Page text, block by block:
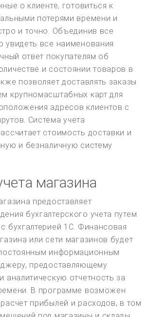
о клиенте, готовиться к
потерями времени и
и точно. Объединив все
увидеть все наименования
ответ покупателям об
и состоянии товаров в
позволяет доставлять заказы
крупномасштабных карт для
адресов клиентов с
Система учета
стоимость доставки и
и безналичную систему
магазина
предоставляет
бухгалтерского учета путем
бухгалтерией 1С. Финансовая
или сети магазинов будет
информационным
предоставляющему
аналитическую отчетность за
В программе возможен
прибылей и расходов, в том